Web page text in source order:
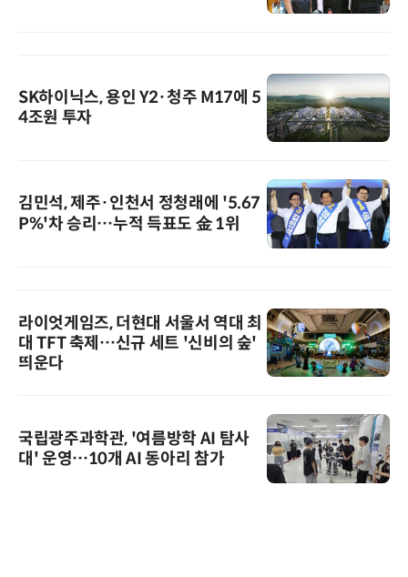
SK하이닉스, 용인 Y2·청주 M17에 5
4조원 투자
김민석, 제주·인천서 정청래에 '5.67
P%'차 승리…누적 득표도 金 1위
라이엇게임즈, 더현대 서울서 역대 최
대 TFT 축제…신규 세트 '신비의 숲'
띄운다
국립광주과학관, '여름방학 AI 탐사
대' 운영…10개 AI 동아리 참가